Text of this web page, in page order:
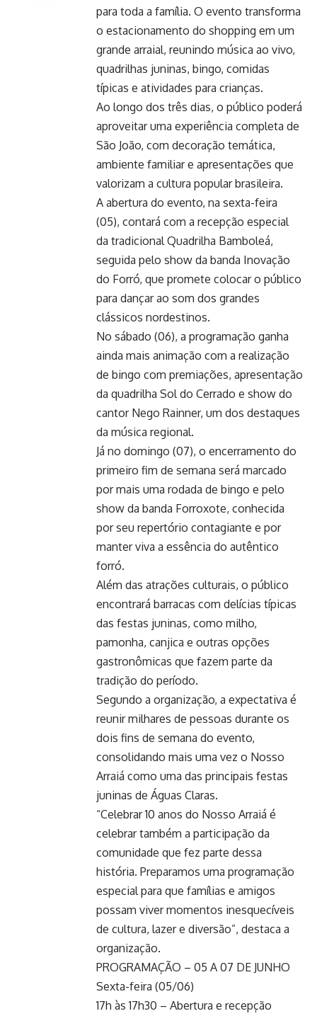
para toda a família. O evento transforma
o estacionamento do shopping em um
grande arraial, reunindo música ao vivo,
quadrilhas juninas, bingo, comidas
típicas e atividades para crianças.
Ao longo dos três dias, o público poderá
aproveitar uma experiência completa de
São João, com decoração temática,
ambiente familiar e apresentações que
valorizam a cultura popular brasileira.
A abertura do evento, na sexta-feira
(05), contará com a recepção especial
da tradicional Quadrilha Bamboleá,
seguida pelo show da banda Inovação
do Forró, que promete colocar o público
para dançar ao som dos grandes
clássicos nordestinos.
No sábado (06), a programação ganha
ainda mais animação com a realização
de bingo com premiações, apresentação
da quadrilha Sol do Cerrado e show do
cantor Nego Rainner, um dos destaques
da música regional.
Já no domingo (07), o encerramento do
primeiro fim de semana será marcado
por mais uma rodada de bingo e pelo
show da banda Forroxote, conhecida
por seu repertório contagiante e por
manter viva a essência do autêntico
forró.
Além das atrações culturais, o público
encontrará barracas com delícias típicas
das festas juninas, como milho,
pamonha, canjica e outras opções
gastronômicas que fazem parte da
tradição do período.
Segundo a organização, a expectativa é
reunir milhares de pessoas durante os
dois fins de semana do evento,
consolidando mais uma vez o Nosso
Arraiá como uma das principais festas
juninas de Águas Claras.
“Celebrar 10 anos do Nosso Arraiá é
celebrar também a participação da
comunidade que fez parte dessa
história. Preparamos uma programação
especial para que famílias e amigos
possam viver momentos inesquecíveis
de cultura, lazer e diversão”, destaca a
organização.
PROGRAMAÇÃO – 05 A 07 DE JUNHO
Sexta-feira (05/06)
17h às 17h30 – Abertura e recepção